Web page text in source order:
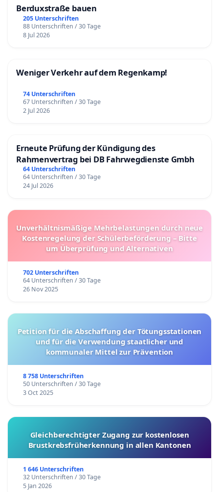
Berduxstraße bauen
205 Unterschriften
88 Unterschriften / 30 Tage
8 Jul 2026
Weniger Verkehr auf dem Regenkamp!
74 Unterschriften
67 Unterschriften / 30 Tage
2 Jul 2026
Erneute Prüfung der Kündigung des
Rahmenvertrag bei DB Fahrwegdienste Gmbh
64 Unterschriften
64 Unterschriften / 30 Tage
24 Jul 2026
Unverhältnismäßige Mehrbelastungen durch neue
Kostenregelung der Schülerbeförderung – Bitte
um Überprüfung und Alternativen
702 Unterschriften
64 Unterschriften / 30 Tage
26 Nov 2025
Petition für die Abschaffung der Tötungsstationen
und für die Verwendung staatlicher und
kommunaler Mittel zur Prävention
8 758 Unterschriften
50 Unterschriften / 30 Tage
3 Oct 2025
Gleichberechtigter Zugang zur kostenlosen
Brustkrebsfrüherkennung in allen Kantonen
1 646 Unterschriften
32 Unterschriften / 30 Tage
5 Jan 2026